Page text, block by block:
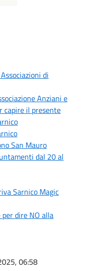
di
Anziani e
capire il presente
San Mauro
dal 20 al
Sarnico Magic
dire NO alla
06:58